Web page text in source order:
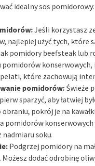
idealny sos pomidorowy:
Jeśli korzystasz
najlepiej użyć tych, które
pomidory beefsteak lub
pomidorów konserwowych,
które zachowują
pomidorów:Świeże
sparzyć, aby łatwiej
obraniu, pokrój je na
pomidorów konserwowych
nadmiaru soku.
Podgrzej pomidory na
Możesz dodać odrobinę